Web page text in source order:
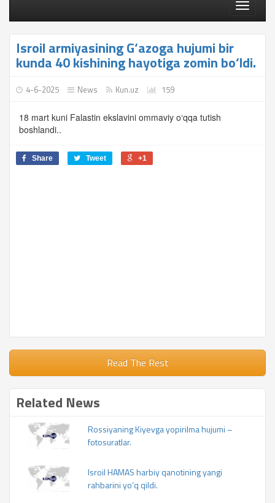
Toggle
Isroil armiyasining G‘azoga hujumi bir
kunda 40 kishining hayotiga zomin bo‘ldi.
4-6-2025 News Kun.uz 159
18 mart kuni Falastin ekslavini ommaviy o‘qqa tutish
boshlandi..
Share Tweet +1
Read The Rest
Related News
Rossiyaning Kiyevga yopirilma hujumi –
fotosuratlar.
Isroil HAMAS harbiy qanotining yangi
rahbarini yo‘q qildi.